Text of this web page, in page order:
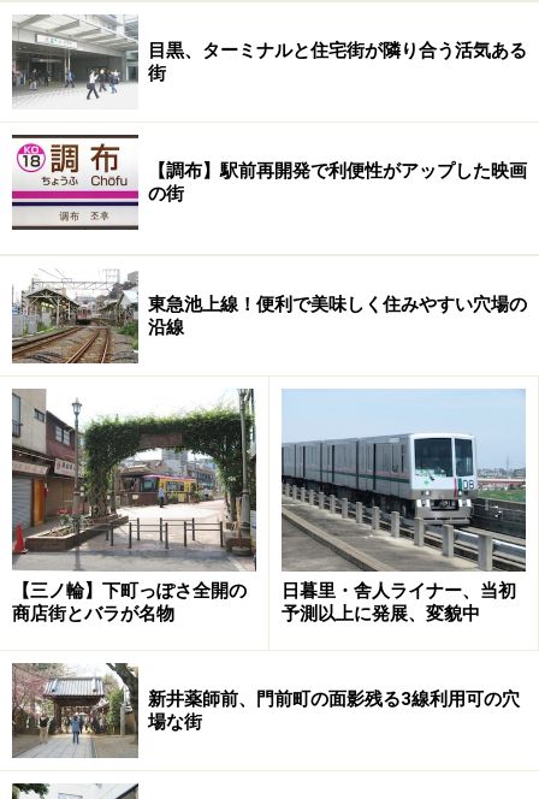
目黒、ターミナルと住宅街が隣り合う活気ある
街
【調布】駅前再開発で利便性がアップした映画
の街
東急池上線！便利で美味しく住みやすい穴場の
沿線
【三ノ輪】下町っぽさ全開の
商店街とバラが名物
日暮里・舎人ライナー、当初
予測以上に発展、変貌中
新井薬師前、門前町の面影残る3線利用可の穴
場な街